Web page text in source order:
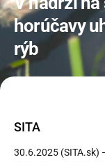
horúčavy
rýb
SITA
30.6.2025 (SITA.sk)